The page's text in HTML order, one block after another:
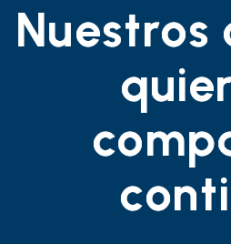
Nuestros